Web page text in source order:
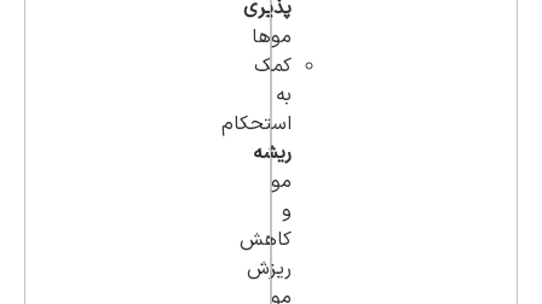
پذیری
موها
کمک
به
استحکام
ریشه
مو
و
کاهش
ریزش